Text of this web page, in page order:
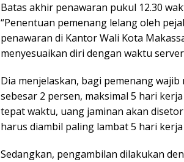
Batas akhir penawaran pukul 12.30
“Penentuan pemenang lelang oleh
penawaran di Kantor Wali Kota
menyesuaikan diri dengan waktu
Dia menjelaskan, bagi pemenang
sebesar 2 persen, maksimal 5 hari
tepat waktu, uang jaminan akan
harus diambil paling lambat 5 hari
Sedangkan, pengambilan dilakukan